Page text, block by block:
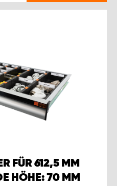
FÜR 612,5 MM
HÖHE: 70 MM